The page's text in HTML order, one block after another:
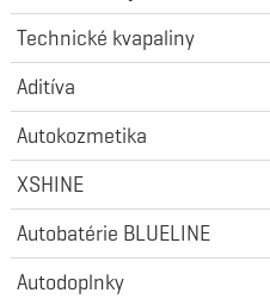
Technické kvapaliny
Aditíva
Autokozmetika
XSHINE
Autobatérie BLUELINE
Autodoplnky